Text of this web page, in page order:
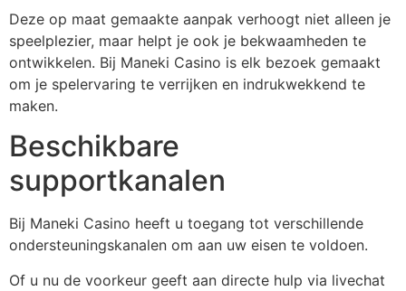
Deze op maat gemaakte aanpak verhoogt niet alleen je
speelplezier, maar helpt je ook je bekwaamheden te
ontwikkelen. Bij Maneki Casino is elk bezoek gemaakt
om je spelervaring te verrijken en indrukwekkend te
maken.
Beschikbare
supportkanalen
Bij Maneki Casino heeft u toegang tot verschillende
ondersteuningskanalen om aan uw eisen te voldoen.
Of u nu de voorkeur geeft aan directe hulp via livechat